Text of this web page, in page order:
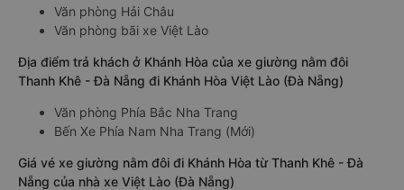
Văn phòng Hải Châu
Văn phòng bãi xe Việt Lào
Địa điểm trả khách ở Khánh Hòa của xe giường nằm đôi
Thanh Khê - Đà Nẵng đi Khánh Hòa Việt Lào (Đà Nẵng)
Văn phòng Phía Bắc Nha Trang
Bến Xe Phía Nam Nha Trang (Mới)
Giá vé xe giường nằm đôi đi Khánh Hòa từ Thanh Khê - Đà
Nẵng của nhà xe Việt Lào (Đà Nẵng)